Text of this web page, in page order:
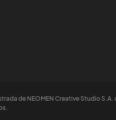
de NEOMEN Creative Studio S.A.